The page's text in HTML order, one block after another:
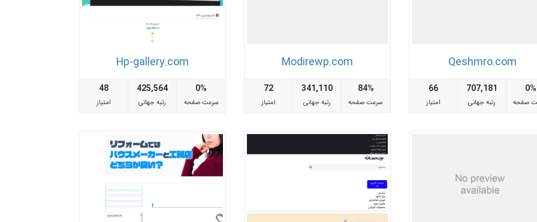
Qeshmro.com
66
امتیاز
707,181
رتبه جهانی
0%
صفحه
Modirewp.com
72
امتیاز
341,110
رتبه جهانی
84%
سرعت صفحه
Hp-gallery.com
48
امتیاز
425,564
رتبه جهانی
0%
سرعت صفحه